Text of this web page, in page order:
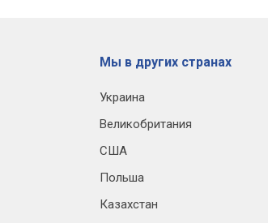
Мы в других странах
Украина
Великобритания
США
Польша
Казахстан